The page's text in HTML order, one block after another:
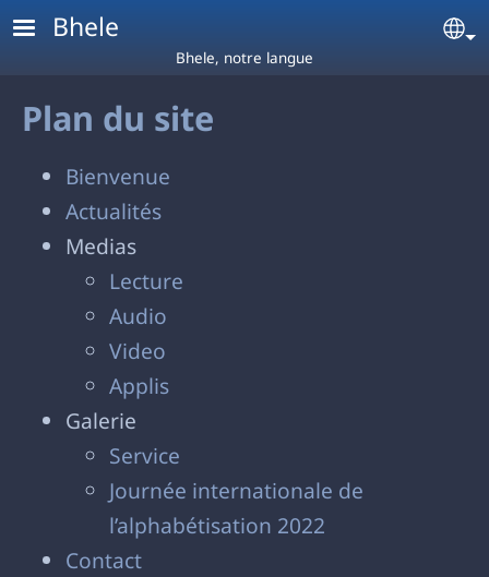
Aller au contenu principal
Bhele
Bhele, notre langue
Plan du site
Bienvenue
Actualités
Medias
Lecture
Audio
Video
Applis
Galerie
Service
Journée internationale de
l’alphabétisation 2022
Contact